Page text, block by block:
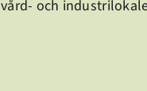
vård- och